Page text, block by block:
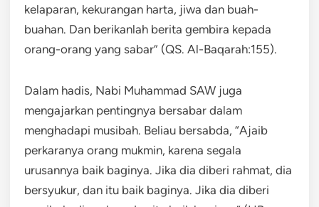
kelaparan, kekurangan harta, jiwa dan buah-
buahan. Dan berikanlah berita gembira kepada
orang-orang yang sabar” (QS. Al-Baqarah:155).
Dalam hadis, Nabi Muhammad SAW juga
mengajarkan pentingnya bersabar dalam
menghadapi musibah. Beliau bersabda, “Ajaib
perkaranya orang mukmin, karena segala
urusannya baik baginya. Jika dia diberi rahmat, dia
bersyukur, dan itu baik baginya. Jika dia diberi